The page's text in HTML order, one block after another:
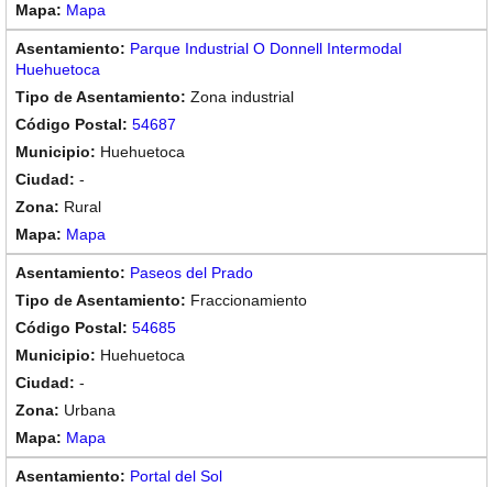
Mapa
Parque Industrial O Donnell Intermodal
Huehuetoca
Zona industrial
54687
Huehuetoca
-
Rural
Mapa
Paseos del Prado
Fraccionamiento
54685
Huehuetoca
-
Urbana
Mapa
Portal del Sol